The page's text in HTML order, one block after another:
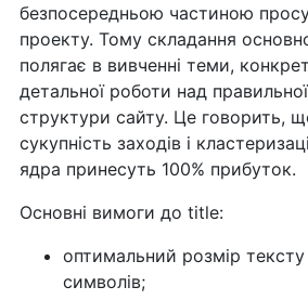
безпосередньою частиною
проекту. Тому складання
полягає в вивченні теми,
детальної роботи над
структури сайту. Це говорить,
сукупність заходів і
ядра принесуть 100% прибуток.
Основні вимоги до title:
оптимальний розмір
символів;